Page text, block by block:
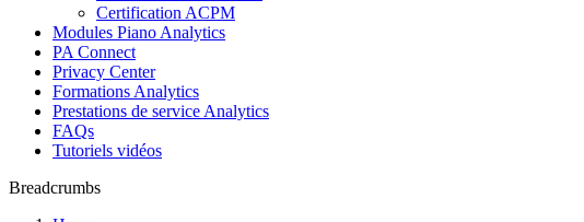
Certification ACPM
Modules Piano Analytics
PA Connect
Privacy Center
Formations Analytics
Prestations de service Analytics
FAQs
Tutoriels vidéos
Breadcrumbs